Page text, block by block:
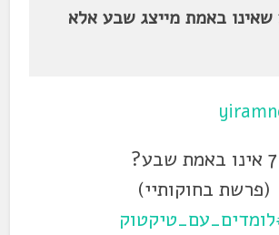
באמת מייצג שבע אלא
7 אינו באמת שבע?
(פרשת בחוקותיי)